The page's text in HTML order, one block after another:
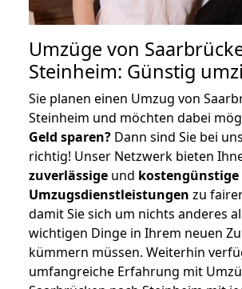
Umzüge von
Steinheim: Günstig
Sie planen einen Umzug von
Steinheim und möchten dabei
Geld sparen? Dann sind Sie bei
richtig! Unser Netzwerk bieten
zuverlässige und kostengünstige
Umzugsdienstleistungen zu
damit Sie sich um nichts anderes
wichtigen Dinge in Ihrem neuen
kümmern müssen. Weiterhin
umfangreiche Erfahrung mit